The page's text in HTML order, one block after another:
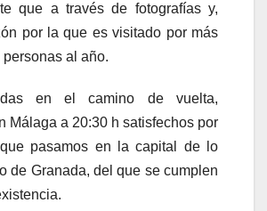
que a través de fotografías y,
por la que es visitado por más
al año.
en el camino de vuelta,
Málaga a 20:30 h satisfechos por
pasamos en la capital de lo
de Granada, del que se cumplen